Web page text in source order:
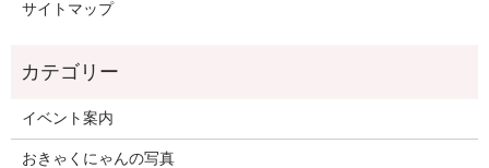
サイトマップ
イベント案内
おきゃくにゃんの写真